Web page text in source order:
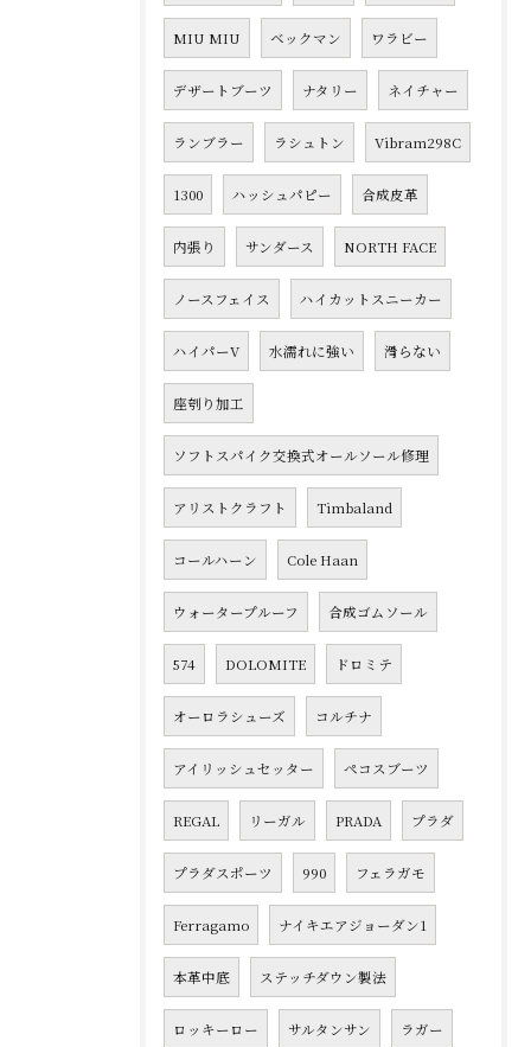
MIU MIU ベックマン ワラビー
デザートブーツ ナタリー ネイチャー
ランブラー ラシュトン Vibram298C
1300 ハッシュパピー 合成皮革
内張り サンダース NORTH FACE
ノースフェイス ハイカットスニーカー
ハイパーV 水濡れに強い 滑らない
座刳り加工
ソフトスパイク交換式オールソール修理
アリストクラフト Timbaland
コールハーン Cole Haan
ウォータープルーフ 合成ゴムソール
574 DOLOMITE ドロミテ
オーロラシューズ コルチナ
アイリッシュセッター ペコスブーツ
REGAL リーガル PRADA プラダ
プラダスポーツ 990 フェラガモ
Ferragamo ナイキエアジョーダン1
本革中底 ステッチダウン製法
ロッキーロー サルタンサン ラガー